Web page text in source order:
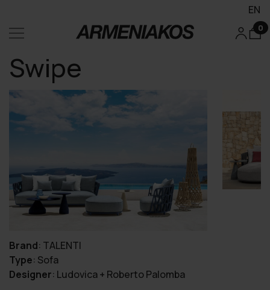
EN
0
Swipe
Brand: TALENTI
Type: Sofa
Designer: Ludovica + Roberto Palomba